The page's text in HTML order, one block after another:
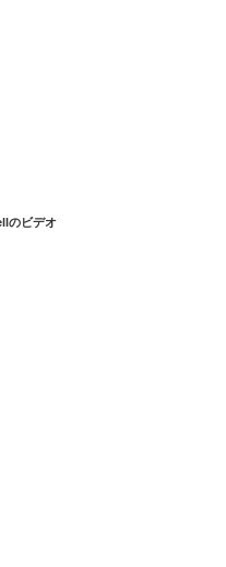
のビデオ